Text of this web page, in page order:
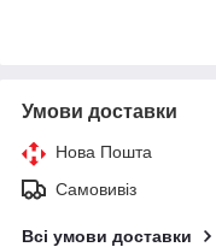
Умови доставки
Нова Пошта
Самовивіз
Всі умови доставки